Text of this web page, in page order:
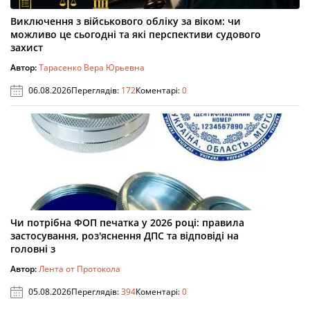
Виключення з військового обліку за віком: чи
можливо це сьогодні та які перспективи судового
захист
Автор:Тарасенко Вера Юрьевна
06.08.2026Переглядів: 172Коментарі:0
Чи потрібна ФОП печатка у 2026 році: правила
застосування, роз'яснення ДПС та відповіді на
головні з
Автор:Лента от Протокола
05.08.2026Переглядів:394Коментарі:0